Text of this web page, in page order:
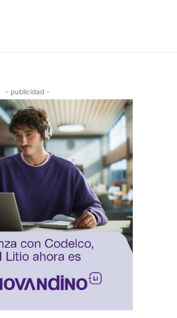
- publicidad -